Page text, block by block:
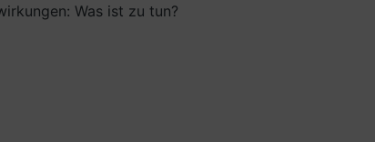
Was ist zu tun?